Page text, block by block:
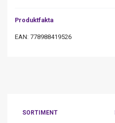
Produktfakta
EAN: 778988419526
SORTIMENT